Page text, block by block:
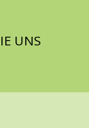
UNS